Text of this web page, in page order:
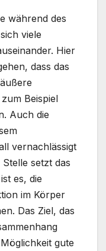
während des
viele
Hier
dass das
Beispiel
Auch die
vernachlässigt
setzt das
es, die
im Körper
Das Ziel, das
gute